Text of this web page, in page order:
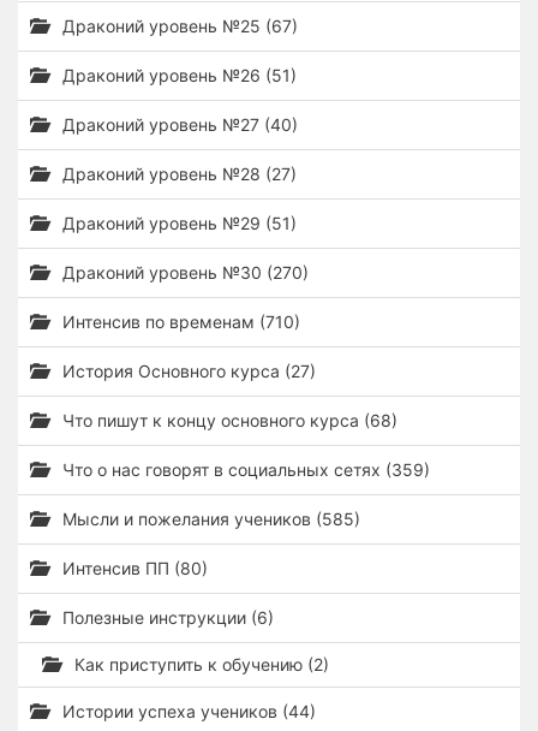
Драконий уровень №25 (67)
Драконий уровень №26 (51)
Драконий уровень №27 (40)
Драконий уровень №28 (27)
Драконий уровень №29 (51)
Драконий уровень №30 (270)
Интенсив по временам (710)
История Основного курса (27)
Что пишут к концу основного курса (68)
Что о нас говорят в социальных сетях (359)
Мысли и пожелания учеников (585)
Интенсив ПП (80)
Полезные инструкции (6)
Как приступить к обучению (2)
Истории успеха учеников (44)